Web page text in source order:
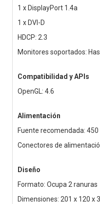
1 x DisplayPort 1.4a
1 x DVI-D
HDCP: 2.3
Monitores soportados:
Compatibilidad y APIs
OpenGL: 4.6
Alimentación
Fuente recomendada: 450
Conectores de
Diseño
Formato: Ocupa 2 ranuras
Dimensiones: 201 x 120 x